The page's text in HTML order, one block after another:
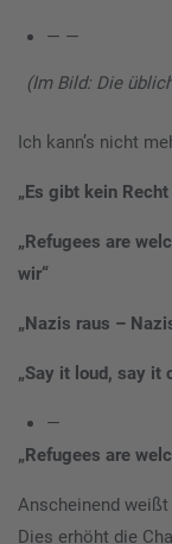
— —
(Im Bild: Die
Ich kann’s nicht
„Es gibt kein
„Refugees are
wir“
„Nazis raus –
„Say it loud, say it
—
„Refugees are
Anscheinend
Dies erhöht die